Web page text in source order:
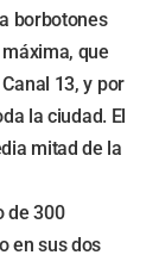
borbotones
que
13, y por
la ciudad. El
mitad de la
de 300
en sus dos